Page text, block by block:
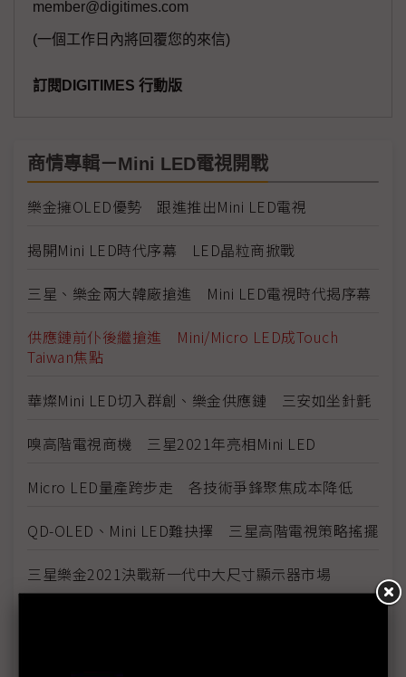
member@digitimes.com
(一個工作日內將回覆您的來信)
訂閱DIGITIMES 行動版
商情專輯－Mini LED電視開戰
樂金擁OLED優勢 跟進推出Mini LED電視
揭開Mini LED時代序幕 LED晶粒商掀戰
三星、樂金兩大韓廠搶進 Mini LED電視時代揭序幕
供應鏈前仆後繼搶進 Mini/Micro LED成Touch
Taiwan焦點
華燦Mini LED切入群創、樂金供應鏈 三安如坐針氈
嗅高階電視商機 三星2021年亮相Mini LED
Micro LED量產跨步走 各技術爭鋒聚焦成本降低
QD-OLED、Mini LED難抉擇 三星高階電視策略搖擺
三星樂金2021決戰新一代中大尺寸顯示器市場